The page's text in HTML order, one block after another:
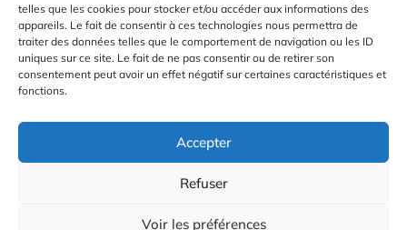
telles que les cookies pour stocker et/ou accéder aux informations des
appareils. Le fait de consentir à ces technologies nous permettra de
traiter des données telles que le comportement de navigation ou les ID
uniques sur ce site. Le fait de ne pas consentir ou de retirer son
consentement peut avoir un effet négatif sur certaines caractéristiques et
fonctions.
Accepter
Refuser
Voir les préférences
Gestion des Cookies
© 2026 Radio Calade